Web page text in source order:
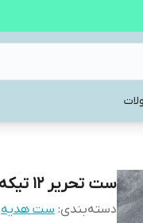
ست تحریر ۱۲ تیکه زرد
دسته‌بندی: ست هدیه